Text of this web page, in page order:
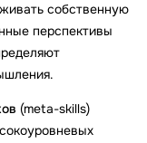
собственную
перспективы
(meta-skills)